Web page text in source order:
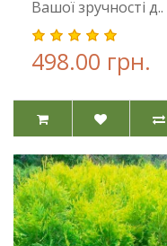
Вашої зручності д..
498.00 грн.